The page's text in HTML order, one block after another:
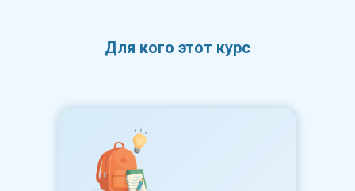
Для кого этот курс